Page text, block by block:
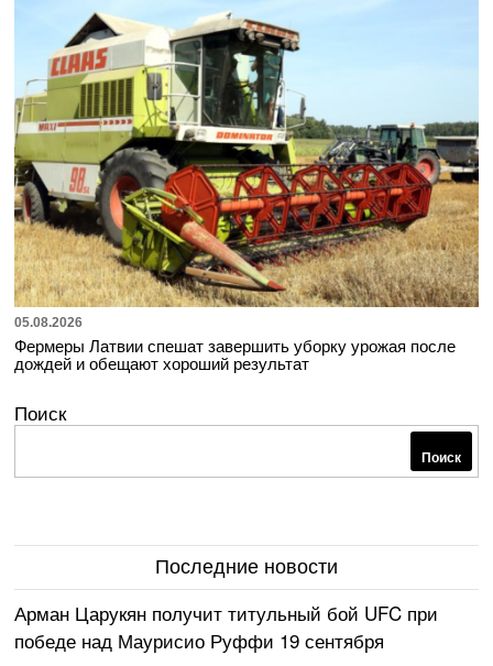
05.08.2026
Фермеры Латвии спешат завершить уборку урожая после
дождей и обещают хороший результат
Поиск
Поиск
Последние новости
Арман Царукян получит титульный бой UFC при
победе над Маурисио Руффи 19 сентября